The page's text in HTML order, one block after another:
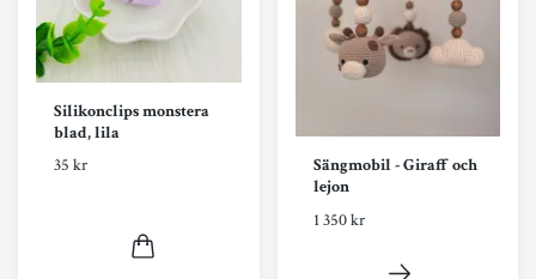
Silikonclips monstera
blad, lila
35 kr
Sängmobil - Giraff och
lejon
1 350 kr